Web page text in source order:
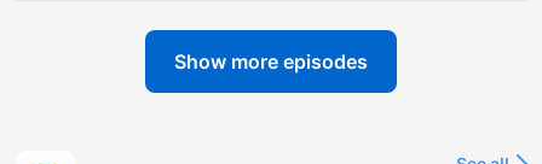
Show more episodes